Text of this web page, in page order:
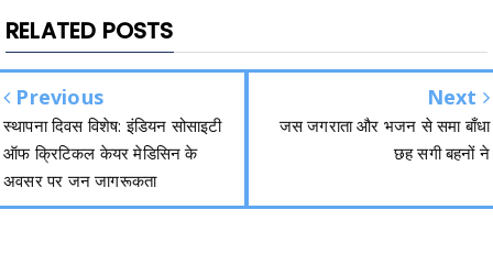
RELATED POSTS
Previous
स्थापना दिवस विशेष: इंडियन सोसाइटी
ऑफ क्रिटिकल केयर मेडिसिन के
अवसर पर जन जागरूकता
Next
जस जगराता और भजन से समा बाँधा
छह सगी बहनों ने